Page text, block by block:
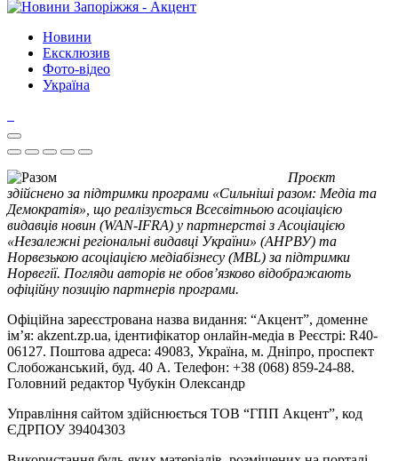
Новини
Ексклюзив
Фото-відео
Україна
Проєкт
здійснено за підтримки програми «Сильніші разом: Медіа та
Демократія», що реалізується Всесвітньою асоціацією
видавців новин (WAN-IFRA) у партнерстві з Асоціацією
«Незалежні регіональні видавці України» (АНРВУ) та
Норвезькою асоціацією медіабізнесу (MBL) за підтримки
Норвегії. Погляди авторів не обов’язково відображають
офіційну позицію партнерів програми.
Офіційна зареєстрована назва видання: “Акцент”, доменне
ім’я: akzent.zp.ua, ідентифікатор онлайн-медіа в Реєстрі: R40-
06127. Поштова адреса: 49083, Україна, м. Дніпро, проспект
Слобожанський, буд. 40 А. Телефон: +38 (068) 859-24-88.
Головний редактор Чубукін Олександр
Управління сайтом здійснюється ТОВ “ГПП Акцент”, код
ЄДРПОУ 39404303